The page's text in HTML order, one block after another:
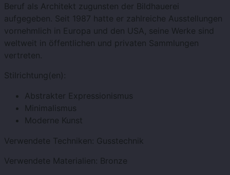
Beruf als Architekt zugunsten der Bildhauerei
aufgegeben. Seit 1987 hatte er zahlreiche Ausstellungen
vornehmlich in Europa und den USA, seine Werke sind
weltweit in öffentlichen und privaten Sammlungen
vertreten.
Stilrichtung(en):
Abstrakter Expressionismus
Minimalismus
Moderne Kunst
Verwendete Techniken: Gusstechnik
Verwendete Materialien: Bronze